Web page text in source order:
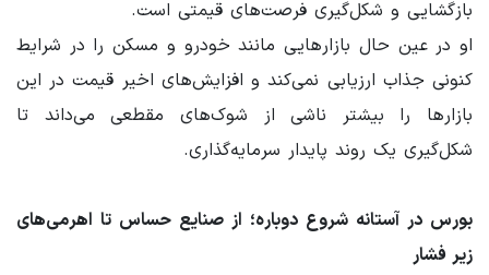
بازگشایی و شکل‌گیری فرصت‌های قیمتی است.
او در عین حال بازارهایی مانند خودرو و مسکن را در شرایط
کنونی جذاب ارزیابی نمی‌کند و افزایش‌های اخیر قیمت در این
بازارها را بیشتر ناشی از شوک‌های مقطعی می‌داند تا
شکل‌گیری یک روند پایدار سرمایه‌گذاری.
بورس در آستانه شروع دوباره؛ از صنایع حساس تا اهرمی‌های
زیر فشار